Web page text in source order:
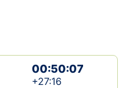
00:50:07
+27:16